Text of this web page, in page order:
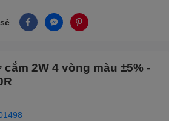
2W 4 vòng màu ±5% -